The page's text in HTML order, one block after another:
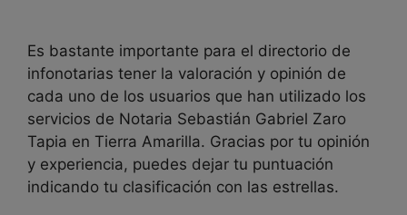
Es bastante importante para el directorio de
infonotarias tener la valoración y opinión de
cada uno de los usuarios que han utilizado los
servicios de Notaria Sebastián Gabriel Zaro
Tapia en Tierra Amarilla. Gracias por tu opinión
y experiencia, puedes dejar tu puntuación
indicando tu clasificación con las estrellas.